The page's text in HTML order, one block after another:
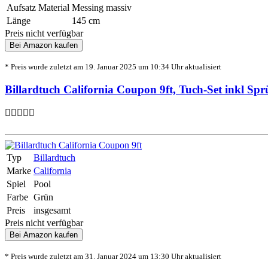
Aufsatz Material Messing massiv
Länge
145 cm
Preis nicht verfügbar
Bei Amazon kaufen
* Preis wurde zuletzt am 19. Januar 2025 um 10:34 Uhr aktualisiert
Billardtuch California Coupon 9ft, Tuch-Set inkl
Typ
Billardtuch
Marke California
Spiel
Pool
Farbe Grün
Preis
insgesamt
Preis nicht verfügbar
Bei Amazon kaufen
* Preis wurde zuletzt am 31. Januar 2024 um 13:30 Uhr aktualisiert